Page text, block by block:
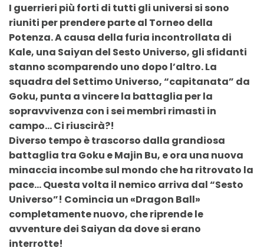
I guerrieri più forti di tutti gli universi si sono
riuniti per prendere parte al Torneo della
Potenza. A causa della furia incontrollata di
Kale, una Saiyan del Sesto Universo, gli sfidanti
stanno scomparendo uno dopo l’altro. La
squadra del Settimo Universo, “capitanata” da
Goku, punta a vincere la battaglia per la
sopravvivenza con i sei membri rimasti in
campo… Ci riuscirà?!
Diverso tempo è trascorso dalla grandiosa
battaglia tra Goku e Majin Bu, e ora una nuova
minaccia incombe sul mondo che ha ritrovato la
pace… Questa volta il nemico arriva dal “Sesto
Universo”! Comincia un «Dragon Ball»
completamente nuovo, che riprende le
avventure dei Saiyan da dove si erano
interrotte!